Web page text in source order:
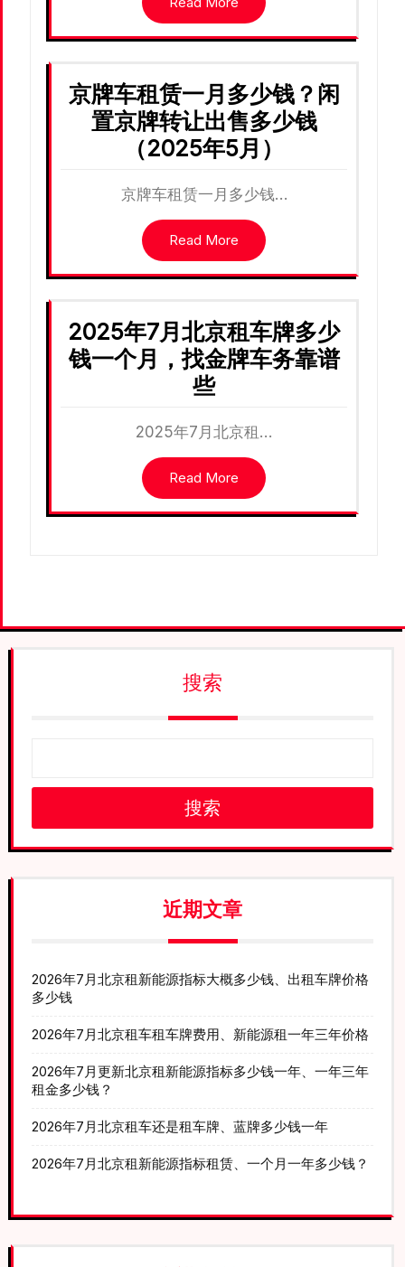
京牌车租赁一月多少钱？闲
置京牌转让出售多少钱
（2025年5月）
京牌车租赁一月多少钱…
Read More
2025年7月北京租车牌多少
钱一个月，找金牌车务靠谱
些
2025年7月北京租…
Read More
搜索
搜索
近期文章
2026年7月北京租新能源指标大概多少钱、出租车牌价格
多少钱
2026年7月北京租车租车牌费用、新能源租一年三年价格
2026年7月更新北京租新能源指标多少钱一年、一年三年
租金多少钱？
2026年7月北京租车还是租车牌、蓝牌多少钱一年
2026年7月北京租新能源指标租赁、一个月一年多少钱？